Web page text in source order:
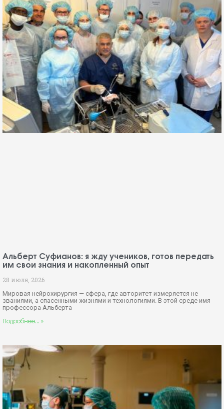
Альберт Суфианов: я жду учеников, готов передать
им свои знания и накопленный опыт
28 июля, 2026
Мировая нейрохирургия — сфера, где авторитет измеряется не
званиями, а спасенными жизнями и технологиями. В этой среде имя
профессора Альберта
Подробнее... »